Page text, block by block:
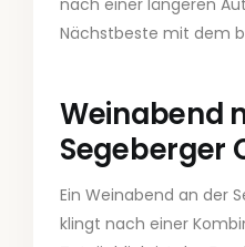
nach einer längeren
Nächstbeste mit dem
Weinabend
Segeberger
Ein Weinabend an der
klingt nach einer